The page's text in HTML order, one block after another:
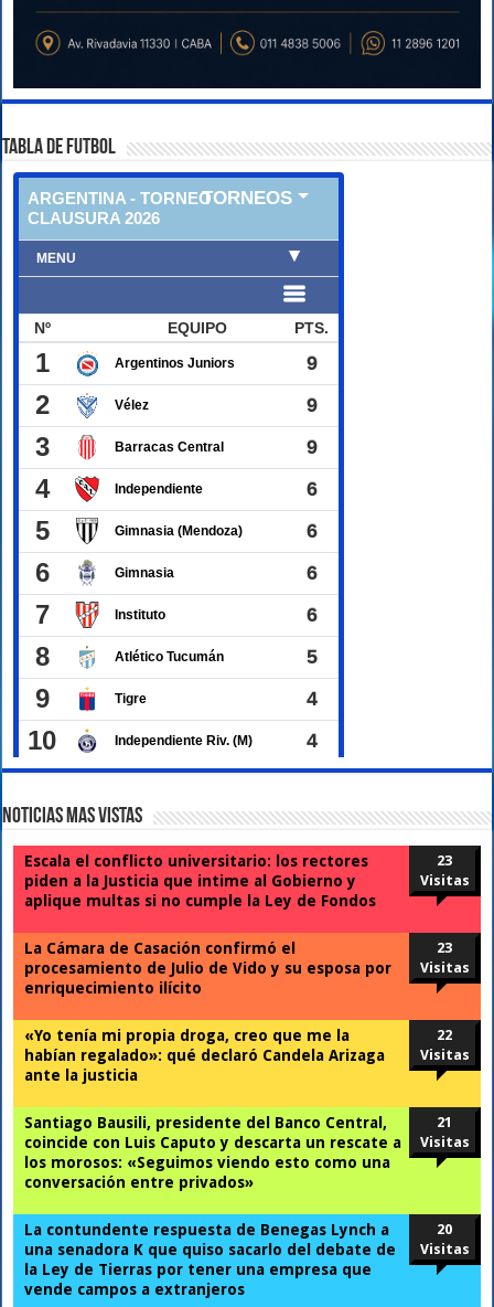
TABLA DE FUTBOL
Noticias Mas Vistas
Escala el conflicto universitario: los rectores
piden a la Justicia que intime al Gobierno y
aplique multas si no cumple la Ley de Fondos
23
Visitas
La Cámara de Casación confirmó el
procesamiento de Julio de Vido y su esposa por
enriquecimiento ilícito
23
Visitas
«Yo tenía mi propia droga, creo que me la
habían regalado»: qué declaró Candela Arizaga
ante la justicia
22
Visitas
Santiago Bausili, presidente del Banco Central,
coincide con Luis Caputo y descarta un rescate a
los morosos: «Seguimos viendo esto como una
conversación entre privados»
21
Visitas
La contundente respuesta de Benegas Lynch a
una senadora K que quiso sacarlo del debate de
la Ley de Tierras por tener una empresa que
vende campos a extranjeros
20
Visitas